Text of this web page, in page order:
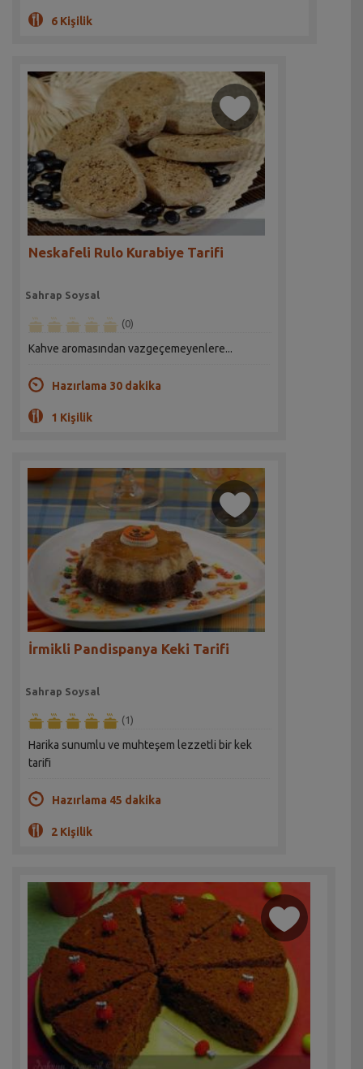
6 Kişilik
Neskafeli Rulo Kurabiye Tarifi
Sahrap Soysal
(0)
Kahve aromasından vazgeçemeyenlere...
Hazırlama 30 dakika
1 Kişilik
İrmikli Pandispanya Keki Tarifi
Sahrap Soysal
(1)
Harika sunumlu ve muhteşem lezzetli bir kek
tarifi
Hazırlama 45 dakika
2 Kişilik